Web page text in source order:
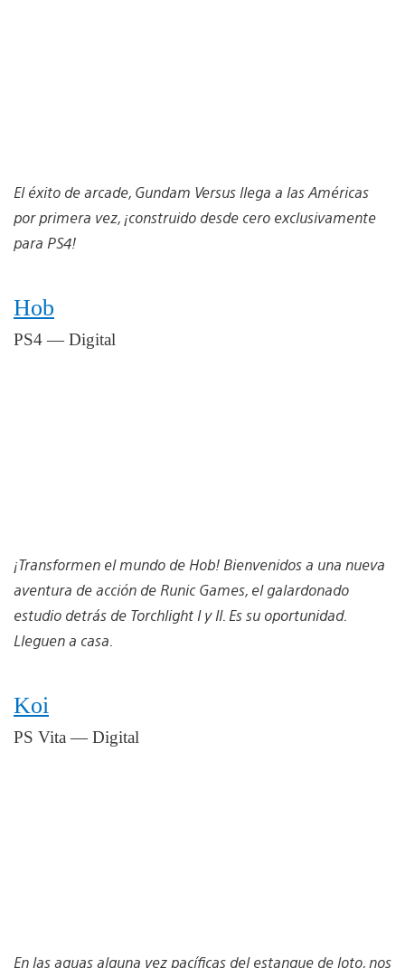
El éxito de arcade, Gundam Versus llega a las Américas
por primera vez, ¡construido desde cero exclusivamente
para PS4!
Hob
PS4 — Digital
¡Transformen el mundo de Hob! Bienvenidos a una nueva
aventura de acción de Runic Games, el galardonado
estudio detrás de Torchlight I y II. Es su oportunidad.
Lleguen a casa.
Koi
PS Vita — Digital
En las aguas alguna vez pacíficas del estanque de loto, nos